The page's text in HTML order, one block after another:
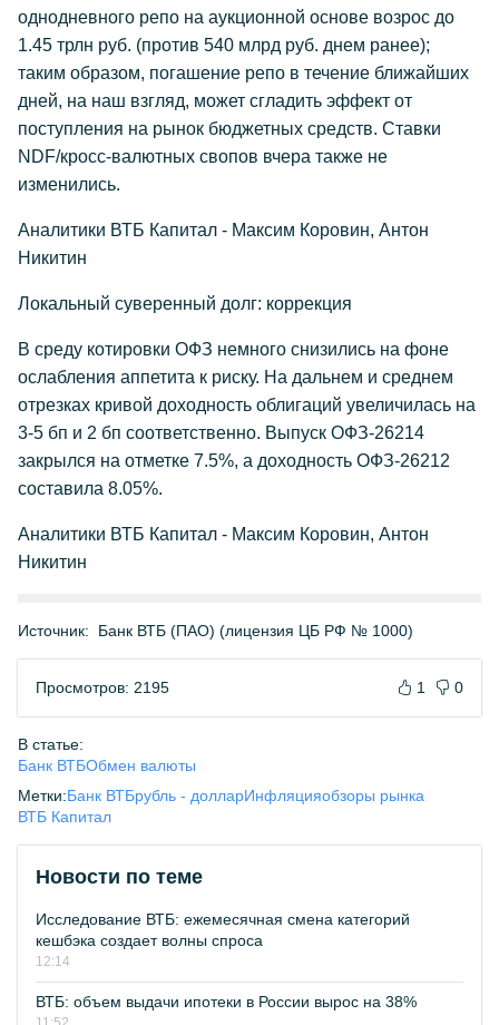
однодневного репо на аукционной основе возрос до
1.45 трлн руб. (против 540 млрд руб. днем ранее);
таким образом, погашение репо в течение ближайших
дней, на наш взгляд, может сгладить эффект от
поступления на рынок бюджетных средств. Ставки
NDF/кросс-валютных свопов вчера также не
изменились.
Аналитики ВТБ Капитал - Максим Коровин, Антон
Никитин
Локальный суверенный долг: коррекция
В среду котировки ОФЗ немного снизились на фоне
ослабления аппетита к риску. На дальнем и среднем
отрезках кривой доходность облигаций увеличилась на
3-5 бп и 2 бп соответственно. Выпуск ОФЗ-26214
закрылся на отметке 7.5%, а доходность ОФЗ-26212
составила 8.05%.
Аналитики ВТБ Капитал - Максим Коровин, Антон
Никитин
Источник: Банк ВТБ (ПАО) (лицензия ЦБ РФ № 1000)
Просмотров: 2195 1 0
В статье:
Банк ВТБОбмен валюты
Метки:Банк ВТБрубль - долларИнфляцияобзоры рынка
ВТБ Капитал
Новости по теме
Исследование ВТБ: ежемесячная смена категорий
кешбэка создает волны спроса
12:14
ВТБ: объем выдачи ипотеки в России вырос на 38%